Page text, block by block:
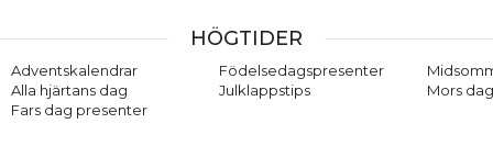
HÖGTIDER
Adventskalendrar
Alla hjärtans dag
Fars dag presenter
Födelsedagspresenter
Julklappstips
Mors